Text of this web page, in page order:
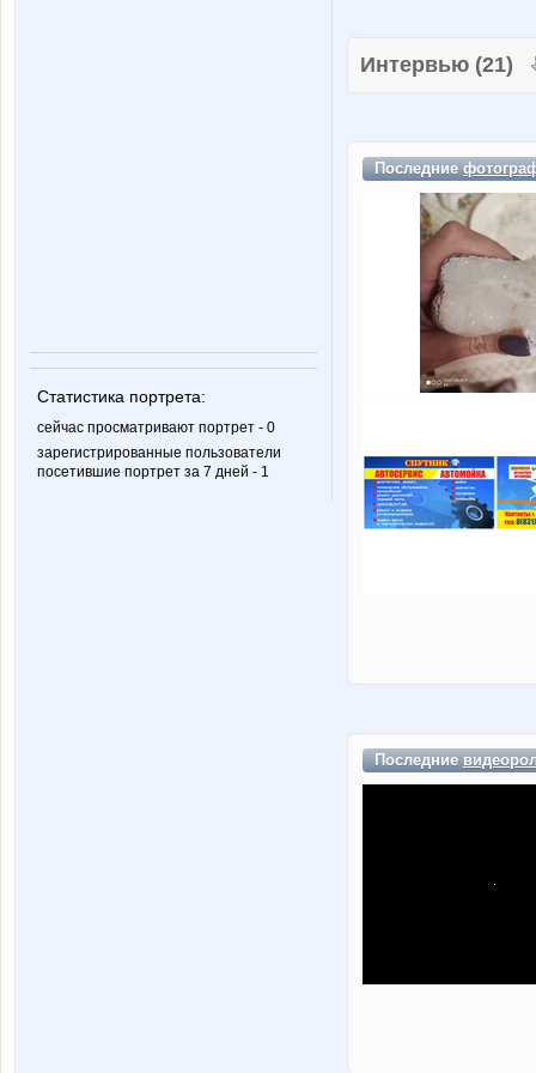
Статистика портрета:
сейчас просматривают портрет - 0
зарегистрированные пользователи
посетившие портрет за 7 дней - 1
Интервью (21)
Последние
Последние